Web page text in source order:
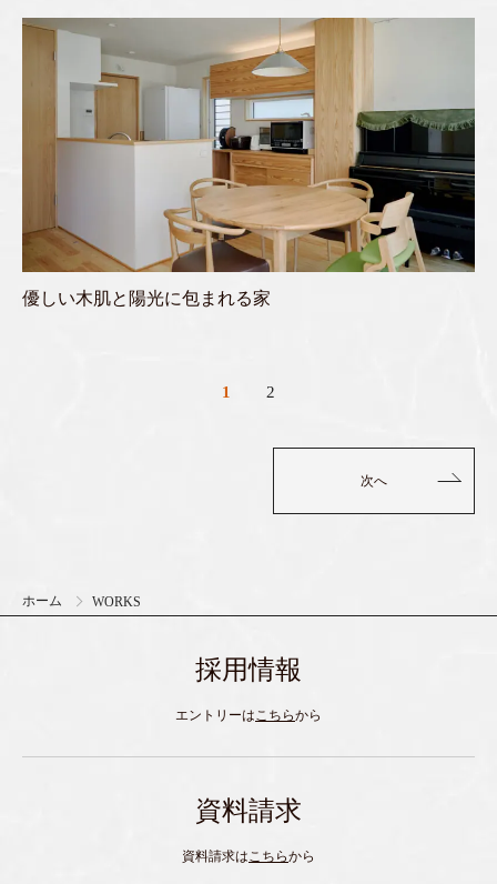
優しい木肌と陽光に包まれる家
1 2
次へ
ホーム WORKS
採用情報
エントリーは こちらから
資料請求
資料請求はこちらから